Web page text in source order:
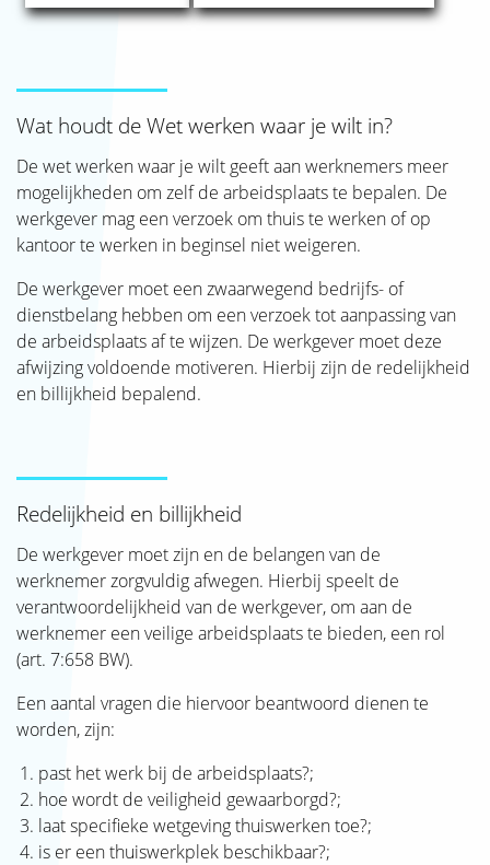
Wat houdt de Wet werken waar je wilt in?
De wet werken waar je wilt geeft aan werknemers meer
mogelijkheden om zelf de arbeidsplaats te bepalen. De
werkgever mag een verzoek om thuis te werken of op
kantoor te werken in beginsel niet weigeren.
De werkgever moet een zwaarwegend bedrijfs- of
dienstbelang hebben om een verzoek tot aanpassing van
de arbeidsplaats af te wijzen. De werkgever moet deze
afwijzing voldoende motiveren. Hierbij zijn de redelijkheid
en billijkheid bepalend.
Redelijkheid en billijkheid
De werkgever moet zijn en de belangen van de
werknemer zorgvuldig afwegen. Hierbij speelt de
verantwoordelijkheid van de werkgever, om aan de
werknemer een veilige arbeidsplaats te bieden, een rol
(art. 7:658 BW).
Een aantal vragen die hiervoor beantwoord dienen te
worden, zijn:
past het werk bij de arbeidsplaats?;
hoe wordt de veiligheid gewaarborgd?;
laat specifieke wetgeving thuiswerken toe?;
is er een thuiswerkplek beschikbaar?;